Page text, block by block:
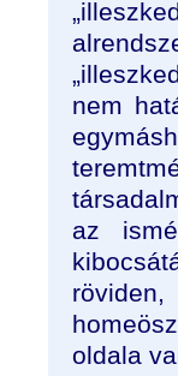
nem
az
oldala